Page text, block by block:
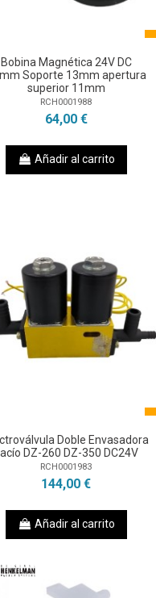
Bobina Magnética 24V DC
Soporte 13mm apertura
superior 11mm
RCH0001988
64,00 €
Añadir al carrito
Doble Envasadora
DZ-260 DZ-350 DC24V
RCH0001983
144,00 €
Añadir al carrito